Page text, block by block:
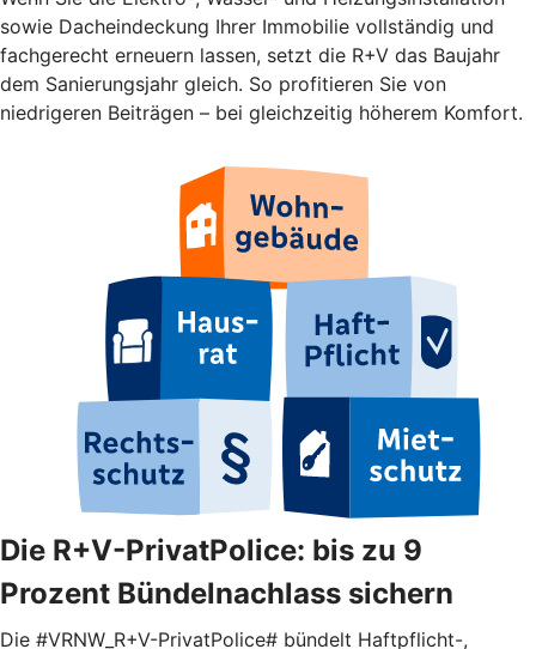
sowie Dacheindeckung Ihrer Immobilie vollständig und
fachgerecht erneuern lassen, setzt die R+V das Baujahr
dem Sanierungsjahr gleich. So profitieren Sie von
niedrigeren Beiträgen – bei gleichzeitig höherem Komfort.
Die R+V-PrivatPolice: bis zu 9
Prozent Bündelnachlass sichern
Die #VRNW_R+V-PrivatPolice# bündelt Haftpflicht-,